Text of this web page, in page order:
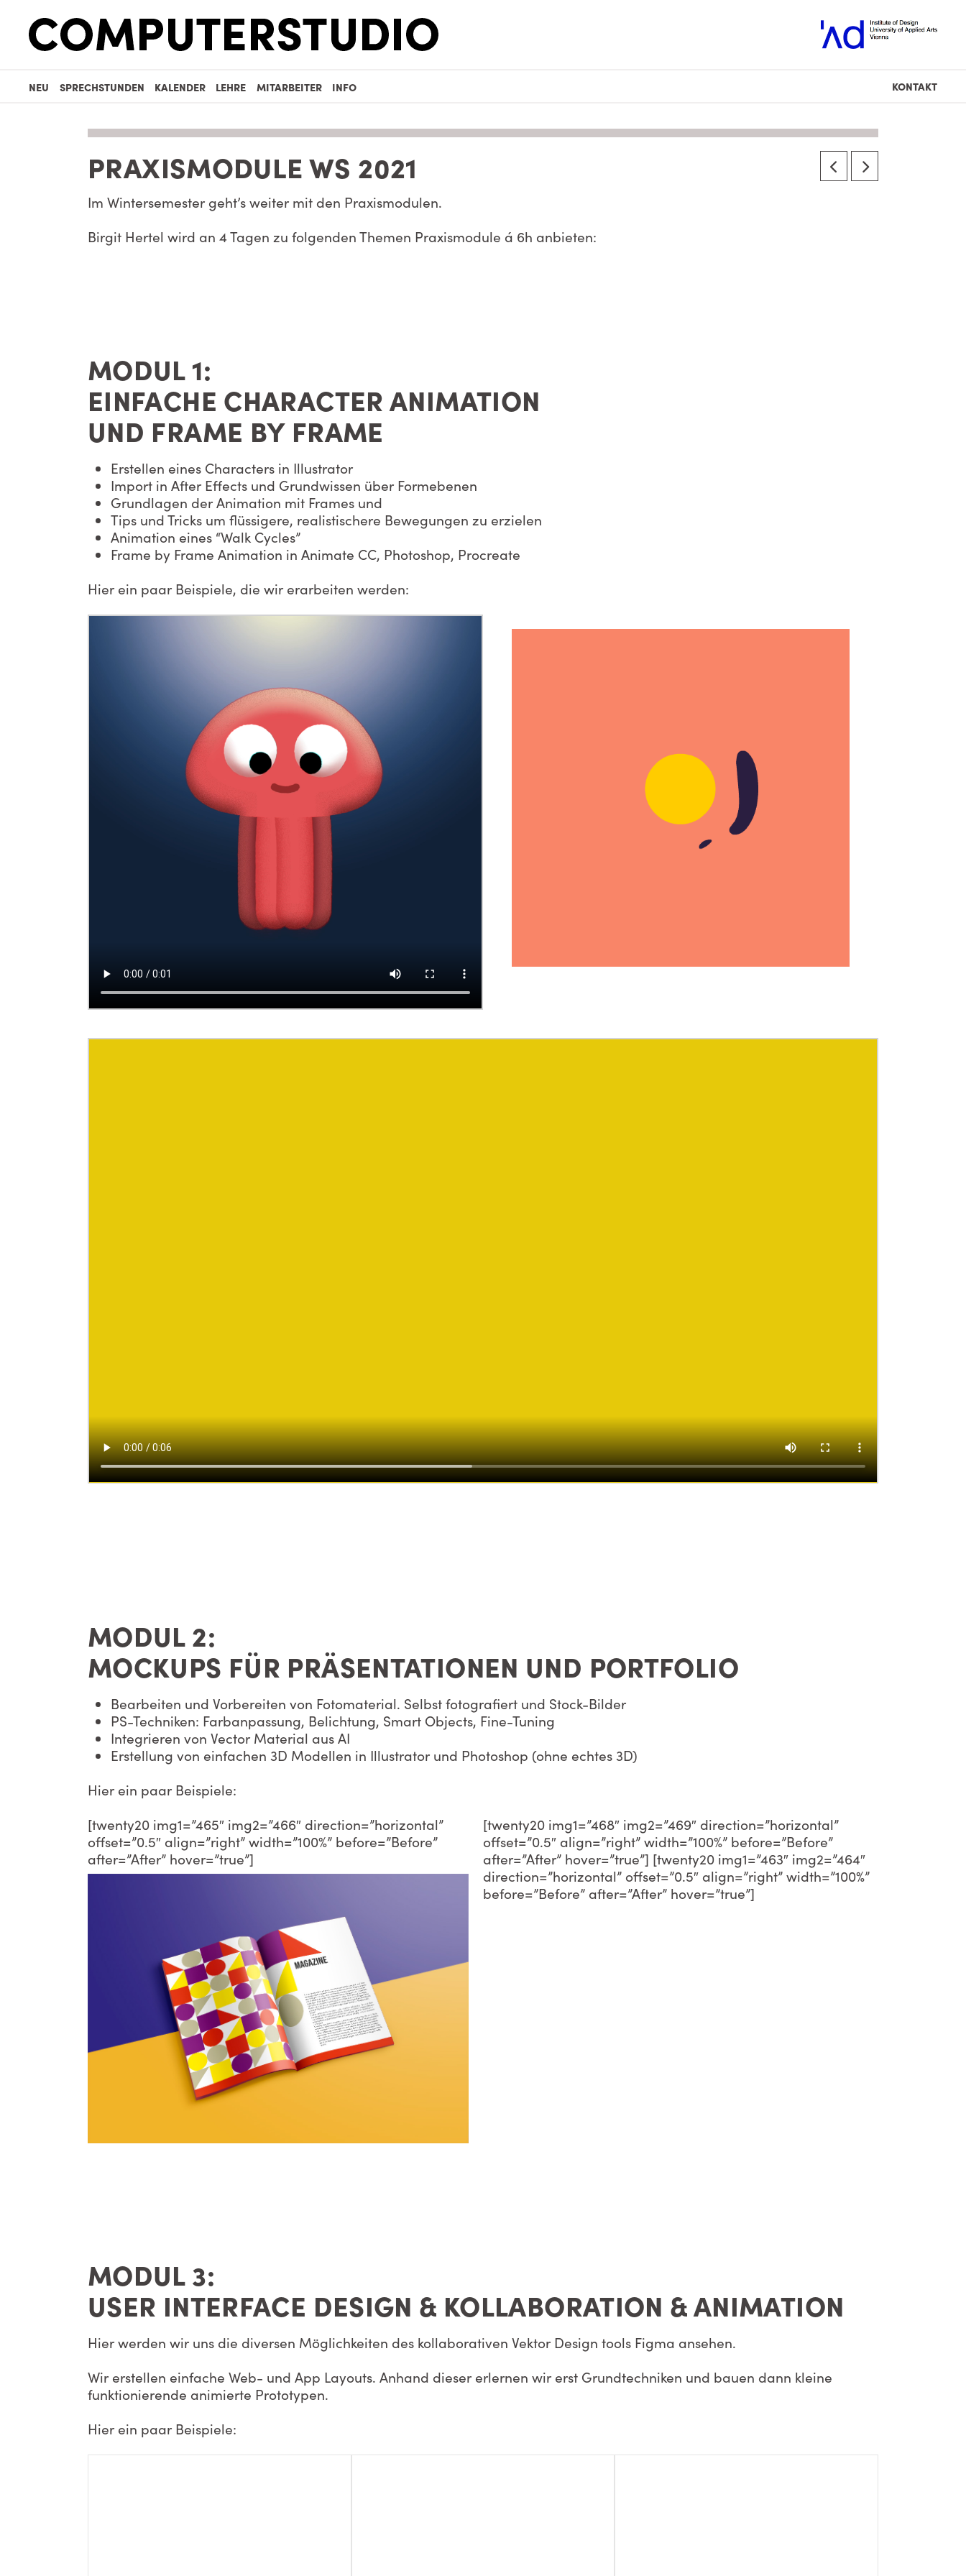
NEU SPRECHSTUNDEN KALENDER LEHRE MITARBEITER INFO KONTAKT
PRAXISMODULE WS 2021
Im Wintersemester geht’s weiter mit den Praxismodulen.
Birgit Hertel wird an 4 Tagen zu folgenden Themen Praxismodule á 6h anbieten:
MODUL 1:
EINFACHE CHARACTER ANIMATION
UND FRAME BY FRAME
Erstellen eines Characters in Illustrator
Import in After Effects und Grundwissen über Formebenen
Grundlagen der Animation mit Frames und
Tips und Tricks um flüssigere, realistischere Bewegungen zu erzielen
Animation eines “Walk Cycles”
Frame by Frame Animation in Animate CC, Photoshop, Procreate
Hier ein paar Beispiele, die wir erarbeiten werden:
MODUL 2:
MOCKUPS FÜR PRÄSENTATIONEN UND PORTFOLIO
Bearbeiten und Vorbereiten von Fotomaterial. Selbst fotografiert und Stock-Bilder
PS-Techniken: Farbanpassung, Belichtung, Smart Objects, Fine-Tuning
Integrieren von Vector Material aus AI
Erstellung von einfachen 3D Modellen in Illustrator und Photoshop (ohne echtes 3D)
Hier ein paar Beispiele:
[twenty20 img1=”465″ img2=”466″ direction=”horizontal”
offset=”0.5″ align=”right” width=”100%” before=”Before”
after=”After” hover=”true”]
[twenty20 img1=”468″ img2=”469″ direction=”horizontal”
offset=”0.5″ align=”right” width=”100%” before=”Before”
after=”After” hover=”true”] [twenty20 img1=”463″ img2=”464″
direction=”horizontal” offset=”0.5″ align=”right” width=”100%”
before=”Before” after=”After” hover=”true”]
MODUL 3:
USER INTERFACE DESIGN & KOLLABORATION & ANIMATION
Hier werden wir uns die diversen Möglichkeiten des kollaborativen Vektor Design tools Figma ansehen.
Wir erstellen einfache Web- und App Layouts. Anhand dieser erlernen wir erst Grundtechniken und bauen dann kleine
funktionierende animierte Prototypen.
Hier ein paar Beispiele: